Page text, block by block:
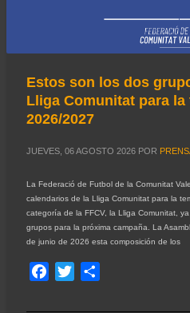
Estos son los dos
Lliga Comunitat para la
2026/2027
JUEVES, 06 AGOSTO 2026 POR
La Federació de Futbol de la Comunitat
calendarios de la Lliga Comunitat para la
categoría de la FFCV, la Lliga Comunitat,
grupos para la próxima campaña. La
de junio de 2026 esta composición de los
Facebook
Twitter